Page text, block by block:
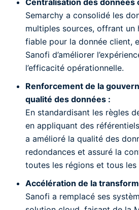
Centralisation des données
Semarchy a consolidé les
multiples sources, offrant un
fiable pour la donnée client,
Sanofi d’améliorer
l’efficacité opérationnelle.
Renforcement de la
qualité des données :
En standardisant les règles
en appliquant des
a amélioré la qualité des
redondances et assuré la
toutes les régions et tous les
Accélération de la
Sanofi a remplacé ses